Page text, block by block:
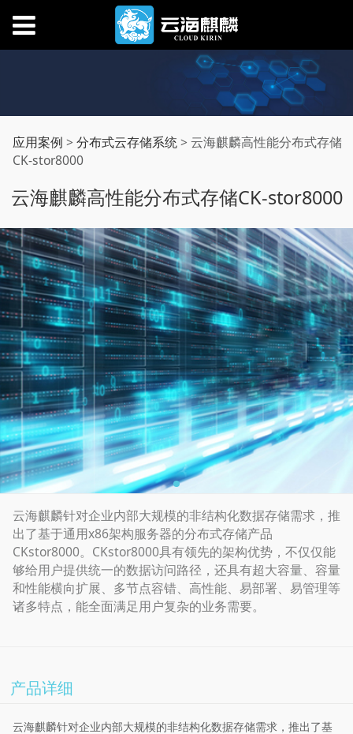
云海麒麟高性能分布式
存储CK-stor8000
应用案例 > 分布式云存储系统> 云海麒麟高性能分布式存储
CK-stor8000
云海麒麟高性能分布式存储CK-stor8000
云海麒麟针对企业内部大规模的非结构化数据存储需求，推
出了基于通用x86架构服务器的分布式存储产品
CKstor8000。CKstor8000具有领先的架构优势，不仅仅能
够给用户提供统一的数据访问路径，还具有超大容量、容量
和性能横向扩展、多节点容错、高性能、易部署、易管理等
诸多特点，能全面满足用户复杂的业务需要。
产品详细
云海麒麟针对企业内部大规模的非结构化数据存储需求，推出了基